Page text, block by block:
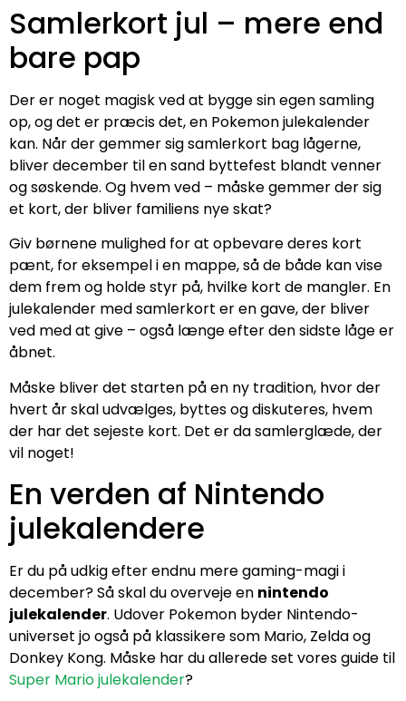
Samlerkort jul – mere end
bare pap
Der er noget magisk ved at bygge sin egen samling
op, og det er præcis det, en Pokemon julekalender
kan. Når der gemmer sig samlerkort bag lågerne,
bliver december til en sand byttefest blandt venner
og søskende. Og hvem ved – måske gemmer der sig
et kort, der bliver familiens nye skat?
Giv børnene mulighed for at opbevare deres kort
pænt, for eksempel i en mappe, så de både kan vise
dem frem og holde styr på, hvilke kort de mangler. En
julekalender med samlerkort er en gave, der bliver
ved med at give – også længe efter den sidste låge er
åbnet.
Måske bliver det starten på en ny tradition, hvor der
hvert år skal udvælges, byttes og diskuteres, hvem
der har det sejeste kort. Det er da samlerglæde, der
vil noget!
En verden af Nintendo
julekalendere
Er du på udkig efter endnu mere gaming-magi i
december? Så skal du overveje en nintendo
julekalender. Udover Pokemon byder Nintendo-
universet jo også på klassikere som Mario, Zelda og
Donkey Kong. Måske har du allerede set vores guide til
Super Mario julekalender?